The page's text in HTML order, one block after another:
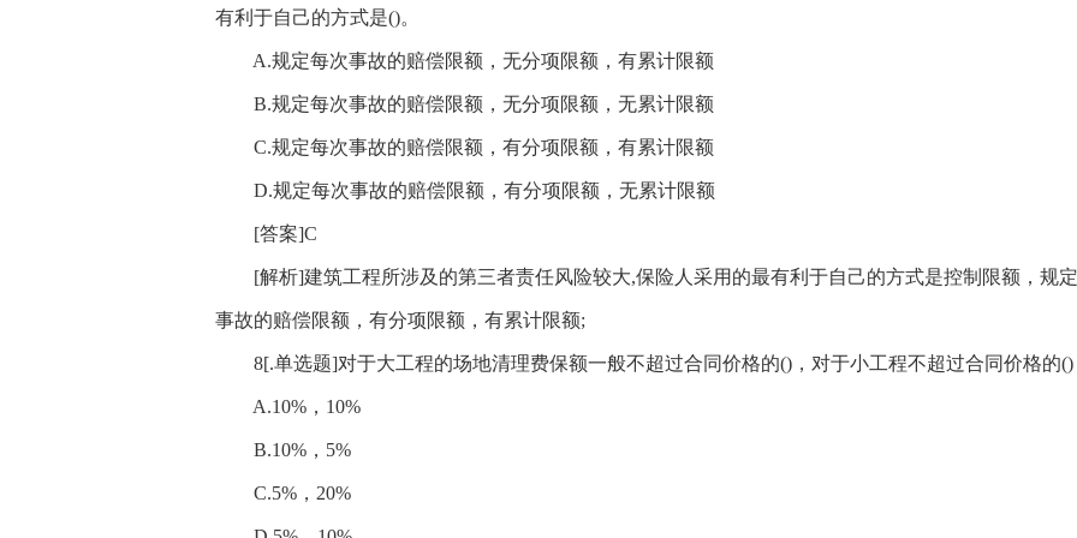
有利于自己的方式是()。
A.规定每次事故的赔偿限额，无分项限额，有累计限额
B.规定每次事故的赔偿限额，无分项限额，无累计限额
C.规定每次事故的赔偿限额，有分项限额，有累计限额
D.规定每次事故的赔偿限额，有分项限额，无累计限额
[答案]C
[解析]建筑工程所涉及的第三者责任风险较大,保险人采用的最有利于自己的方式是控制限额，规
事故的赔偿限额，有分项限额，有累计限额;
8[.单选题]对于大工程的场地清理费保额一般不超过合同价格的()，对于小工程不超过合同价格的()
A.10%，10%
B.10%，5%
C.5%，20%